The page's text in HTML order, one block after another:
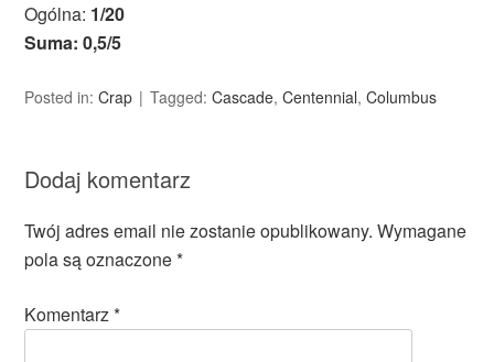
Ogólna: 1/20
Suma: 0,5/5
Posted in:Crap Tagged:Cascade,Centennial,Columbus
Dodaj komentarz
Twój adres email nie zostanie opublikowany. Wymagane
pola są oznaczone*
Komentarz*